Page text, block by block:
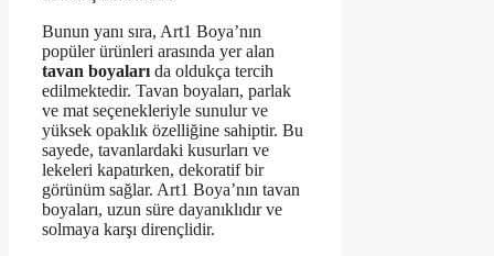
Bunun yanı sıra, Art1 Boya’nın
popüler ürünleri arasında yer alan
tavan boyaları da oldukça tercih
edilmektedir. Tavan boyaları, parlak
ve mat seçenekleriyle sunulur ve
yüksek opaklık özelliğine sahiptir. Bu
sayede, tavanlardaki kusurları ve
lekeleri kapatırken, dekoratif bir
görünüm sağlar. Art1 Boya’nın tavan
boyaları, uzun süre dayanıklıdır ve
solmaya karşı dirençlidir.